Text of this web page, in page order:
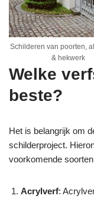
Schilderen van poorten,
& hekwerk
Welke
beste?
Het is belangrijk om
schilderproject.
voorkomende
Acrylverf: